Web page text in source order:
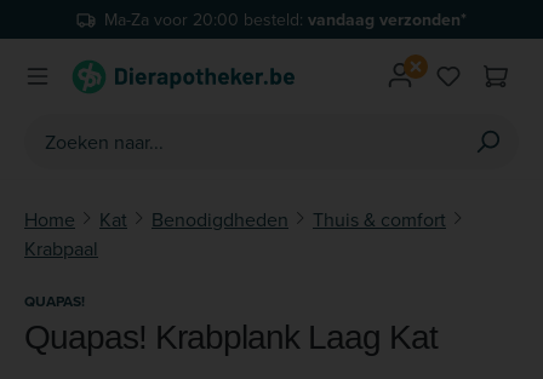
Ga naar de hoofdinhoudMa-Za voor 20:00 besteld: vandaag verzonden*
Je hebt
Home Kat Benodigdheden
Thuis & comfort
Krabpaal
QUAPAS!
Quapas! Krabplank Laag Kat